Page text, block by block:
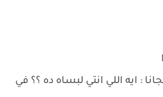
: ايه اللي انتي لبساه ده ؟؟ في